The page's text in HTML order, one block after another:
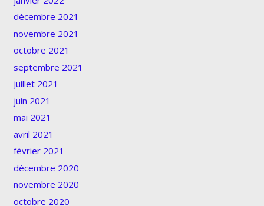
décembre 2021
novembre 2021
octobre 2021
septembre 2021
juillet 2021
juin 2021
mai 2021
avril 2021
février 2021
décembre 2020
novembre 2020
octobre 2020